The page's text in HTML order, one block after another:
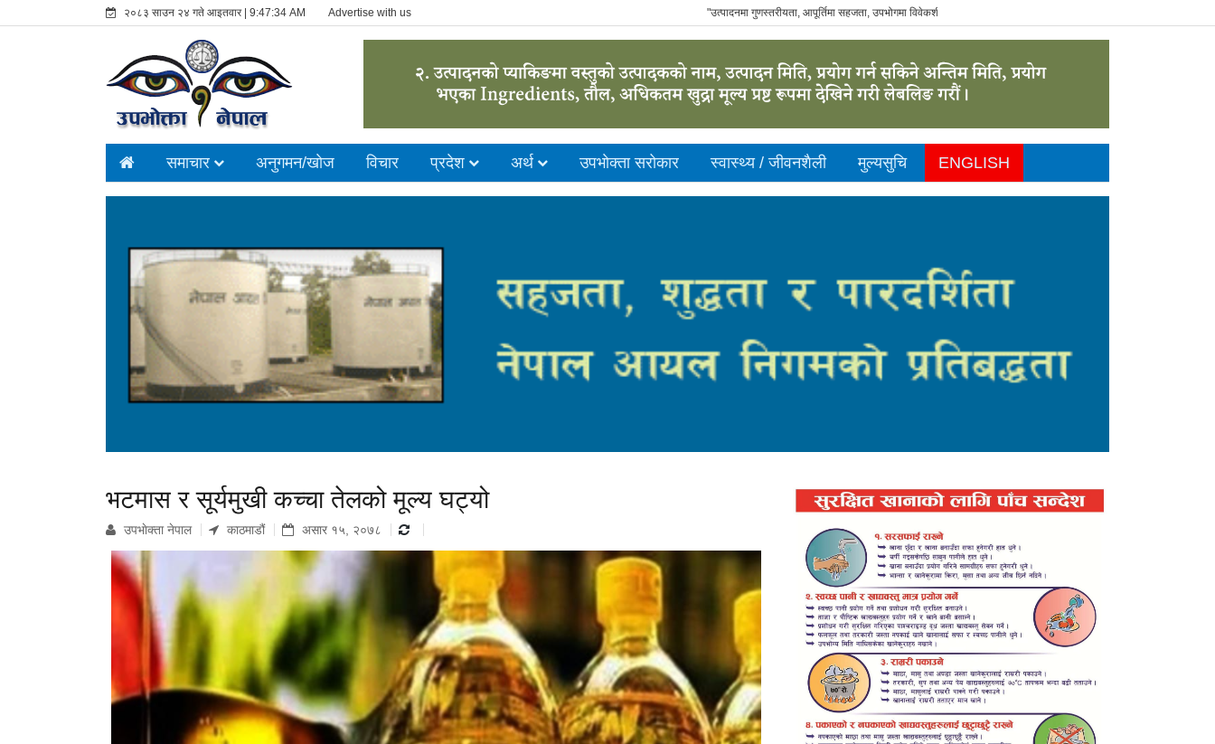
२०८३ साउन २४ गते आइतवार | 9:47:35 AM Advertise with us "उत्पादनमा गुणस्तरीयता, आपूर्तिमा सहजता, उपभोगमा विवेकशीलता" - The Sustainable Consumer.
समाचार अनुगमन/खाेज विचार प्रदेश अर्थ उपभाेक्ता सरोकार स्वास्थ्य / जीवनशैली मुल्यसुचि ENGLISH
भटमास र सूर्यमुखी कच्चा तेलको मूल्य घट्यो
उपभाेक्ता नेपाल काठमाडौं असार १५, २०७८